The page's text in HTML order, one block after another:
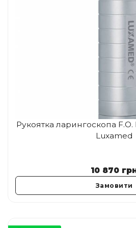
Рукоятка ларингоскопа
Luxamed
10 870
Замовити